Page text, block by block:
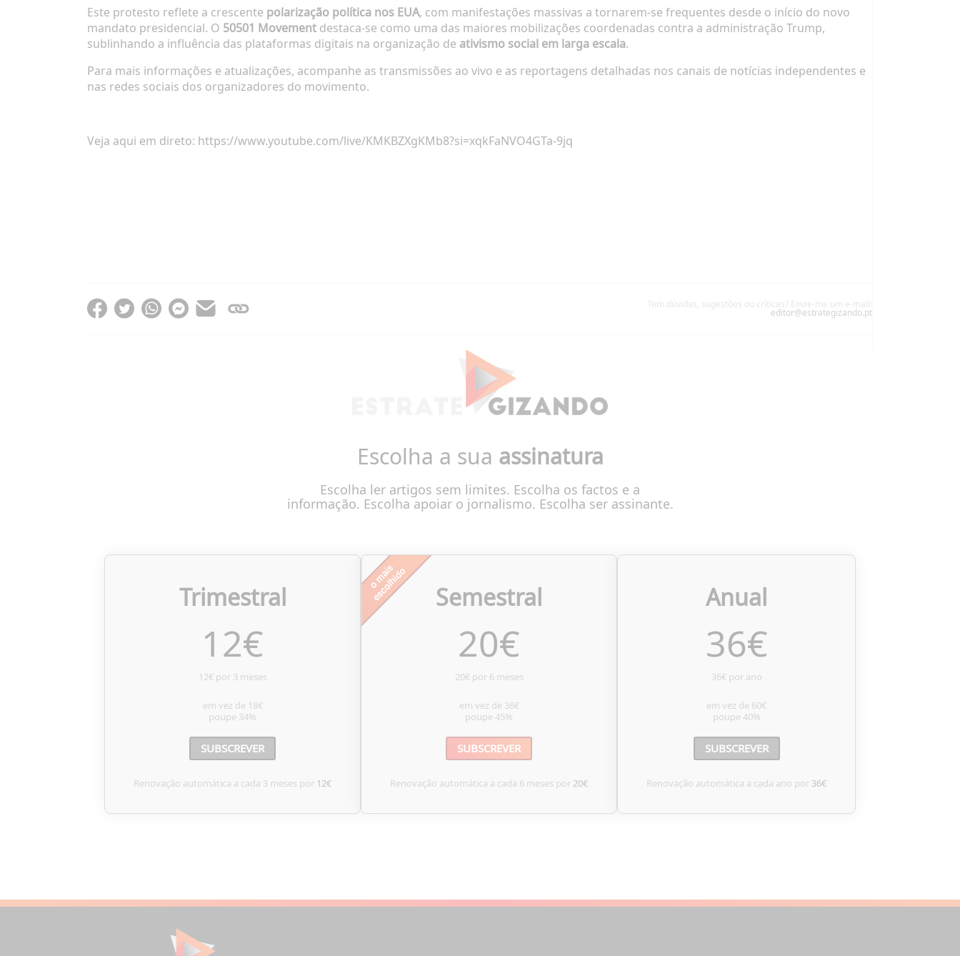
Este protesto reflete a crescente polarização política nos EUA, com manifestações massivas a tornarem-se frequentes desde o início do novo
mandato presidencial. O 50501 Movementdestaca-se como uma das maiores mobilizações coordenadas contra a administração Trump,
sublinhando a influência das plataformas digitais na organização de ativismo social em larga escala.
Para mais informações e atualizações, acompanhe as transmissões ao vivo e as reportagens detalhadas nos canais de notícias independentes e
nas redes sociais dos organizadores do movimento.
Veja aqui em direto: https://www.youtube.com/live/KMKBZXgKMb8?si=xqkFaNVO4GTa-9jq
Tem dúvidas, sugestões ou críticas? Envie-me um e-mail:
editor@estrategizando.pt
Escolha a sua assinatura
Escolha ler artigos sem limites. Escolha os factos e a
informação. Escolha apoiar o jornalismo. Escolha ser assinante.
Trimestral
12€
12€ por 3 meses
em vez de 18€
poupe 34%
SUBSCREVER
Renovação automática a cada 3 meses por 12€
Semestral
20€
20€ por 6 meses
em vez de 36€
poupe45%
SUBSCREVER
Renovação automática a cada 6 meses por20€
Anual
36€
36€ por ano
em vez de 60€
poupe40%
SUBSCREVER
Renovação automática a cada ano por36€